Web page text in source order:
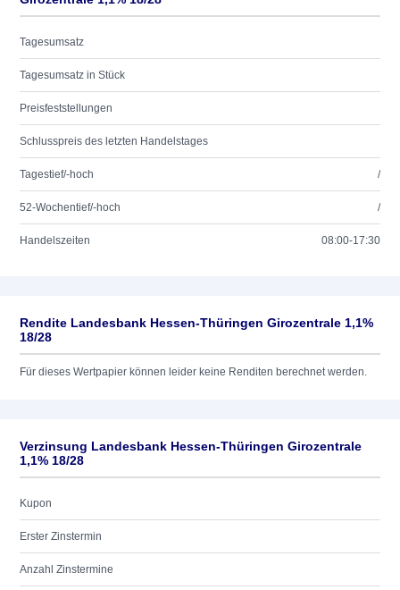
Tagesumsatz
Tagesumsatz in Stück
Preisfeststellungen
Schlusspreis des letzten Handelstages
Tagestief/-hoch /
52-Wochentief/-hoch /
Handelszeiten 08:00-17:30
Rendite Landesbank Hessen-Thüringen Girozentrale 1,1%
18/28
Für dieses Wertpapier können leider keine Renditen berechnet werden.
Verzinsung Landesbank Hessen-Thüringen Girozentrale
1,1% 18/28
Kupon
Erster Zinstermin
Anzahl Zinstermine